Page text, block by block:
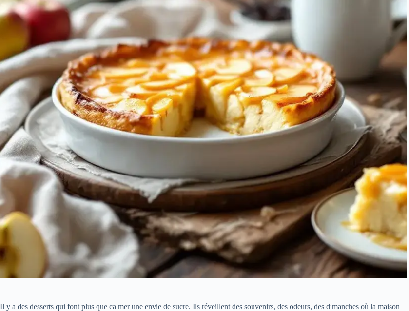
Il y a des desserts qui font plus que calmer une envie de sucre. Ils réveillent des souvenirs, des odeurs, des dimanches où la maison